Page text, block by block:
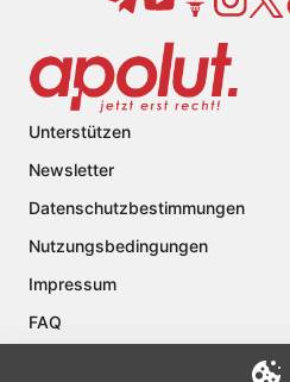
Unterstützen
Newsletter
Datenschutzbestimmungen
Nutzungsbedingungen
Impressum
FAQ